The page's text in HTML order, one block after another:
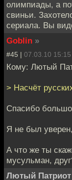
олимпиады, а
свиньи.
сериала. Вы
Goblin »
#45 | 07.03.10 15:15
Кому: Лютый
> Насчёт
Спасибо
Я не был
А что же ты
мусульман,
Лютый Патриот